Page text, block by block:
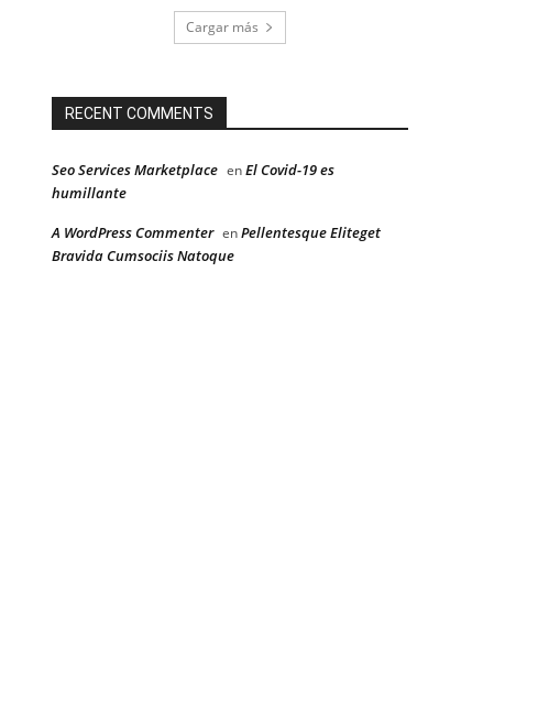
Cargar más
RECENT COMMENTS
Seo Services Marketplace enEl Covid-19 es
humillante
A WordPress Commenter enPellentesque Eliteget
Bravida Cumsociis Natoque